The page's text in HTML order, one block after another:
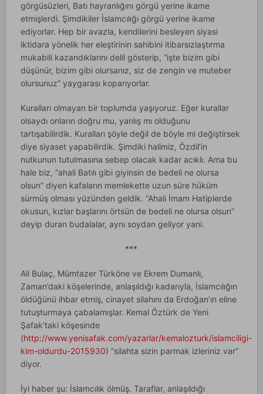
görgüsüzleri, Batı hayranlığını görgü yerine ikame
etmişlerdi. Şimdikiler İslamcılığı görgü yerine ikame
ediyorlar. Hep bir avazla, kendilerini besleyen siyasi
iktidara yönelik her eleştirinin sahibini itibarsızlaştırma
mukabili kazandıklarını delil gösterip, “işte bizim gibi
düşünür, bizim gibi olursanız, siz de zengin ve muteber
olursunuz” yaygarası koparıyorlar.
Kuralları olmayan bir toplumda yaşıyoruz. Eğer kurallar
olsaydı onların doğru mu, yanlış mı olduğunu
tartışabilirdik. Kuralları şöyle değil de böyle mi değiştirsek
diye siyaset yapabilirdik. Şimdiki halimiz, Özdil’in
nutkunun tutulmasına sebep olacak kadar acıklı. Ama bu
hale biz, “ahali Batılı gibi giyinsin de bedeli ne olursa
olsun” diyen kafaların memlekette uzun süre hüküm
sürmüş olması yüzünden geldik. “Ahali İmam Hatiplerde
okusun, kızlar başlarını örtsün de bedeli ne olursa olsun”
deyip duran budalalar, aynı soydan geliyor yani.
***
Ali Bulaç, Mümtazer Türköne ve Ekrem Dumanlı,
Zaman’daki köşelerinde, anlaşıldığı kadarıyla, İslamcılığın
öldüğünü ihbar etmiş, cinayet silahını da Erdoğan’ın eline
tutuşturmaya çabalamışlar. Kemal Öztürk de Yeni
Şafak’taki köşesinde
(http://www.yenisafak.com/yazarlar/kemalozturk/islamciligi-
kim-oldurdu-2015930) “silahta sizin parmak izleriniz var”
diyor.
İyi haber şu: İslamcılık ölmüş. Taraflar, anlaşıldığı